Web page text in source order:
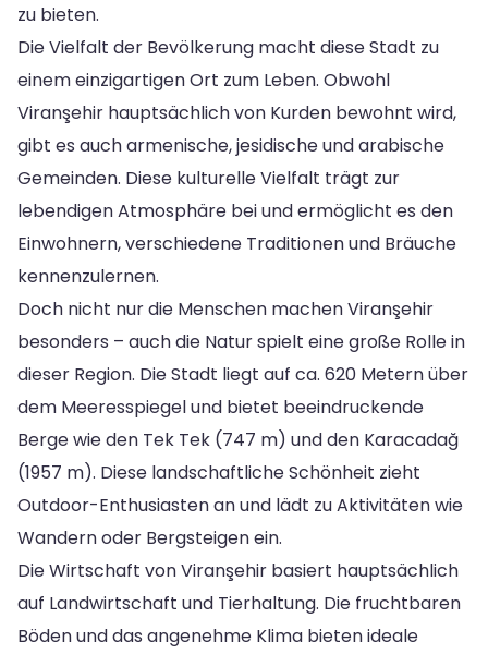
zu bieten.
Die Vielfalt der Bevölkerung macht diese Stadt zu
einem einzigartigen Ort zum Leben. Obwohl
Viranşehir hauptsächlich von Kurden bewohnt wird,
gibt es auch armenische, jesidische und arabische
Gemeinden. Diese kulturelle Vielfalt trägt zur
lebendigen Atmosphäre bei und ermöglicht es den
Einwohnern, verschiedene Traditionen und Bräuche
kennenzulernen.
Doch nicht nur die Menschen machen Viranşehir
besonders – auch die Natur spielt eine große Rolle in
dieser Region. Die Stadt liegt auf ca. 620 Metern über
dem Meeresspiegel und bietet beeindruckende
Berge wie den Tek Tek (747 m) und den Karacadağ
(1957 m). Diese landschaftliche Schönheit zieht
Outdoor-Enthusiasten an und lädt zu Aktivitäten wie
Wandern oder Bergsteigen ein.
Die Wirtschaft von Viranşehir basiert hauptsächlich
auf Landwirtschaft und Tierhaltung. Die fruchtbaren
Böden und das angenehme Klima bieten ideale